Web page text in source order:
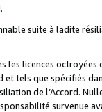
suite à ladite
licences octroyées
tels que spécifiés
de l’Accord.
survenue